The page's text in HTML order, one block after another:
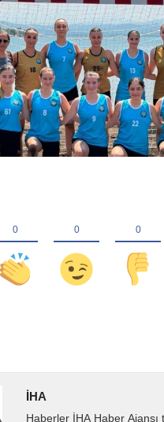
İHA
Haberler İHA Haber Ajansı